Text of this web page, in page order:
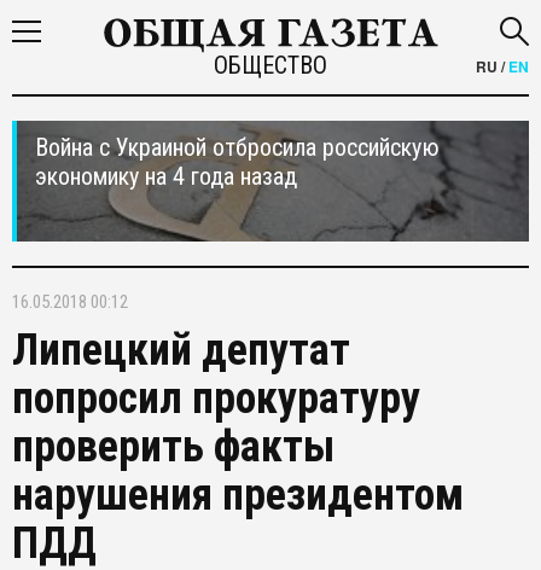
ОБЩЕСТВО RU /EN
Война с Украиной отбросила российскую
экономику на 4 года назад
16.05.2018 00:12
Липецкий депутат
попросил прокуратуру
проверить факты
нарушения президентом
ПДД